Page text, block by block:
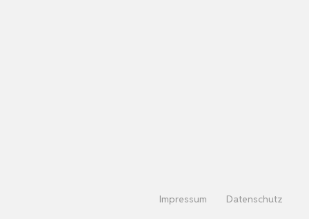
Impressum Datenschutz